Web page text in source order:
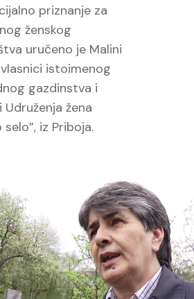
priznanje za
ženskog
uručeno je Malini
istoimenog
gazdinstva i
žena
selo”, iz Priboja.